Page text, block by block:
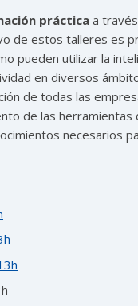
práctica a
de estos talleres es
pueden utilizar la
en diversos
de todas las
de las herramientas
necesarios
h